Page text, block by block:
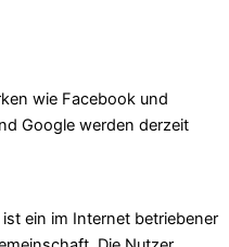
wie Facebook und
Google werden derzeit
ein im Internet betriebener